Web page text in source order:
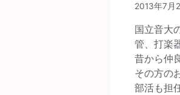
2013年7月
国立音大
管、打楽
昔から仲
その方の
部活も担